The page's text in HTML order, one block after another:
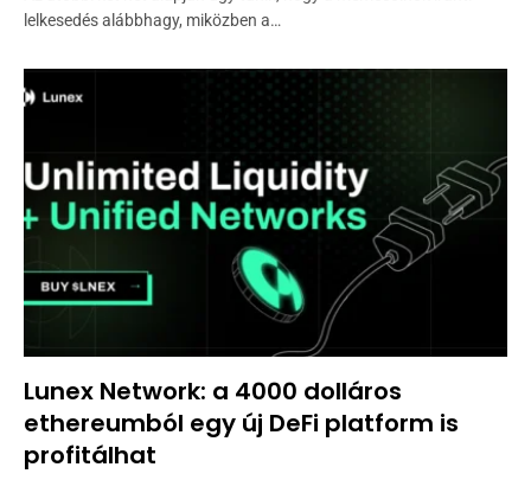
lelkesedés alábbhagy, miközben a…
Lunex Network: a 4000 dolláros
ethereumból egy új DeFi platform is
profitálhat